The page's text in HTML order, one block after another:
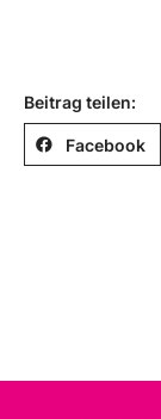
Beitrag teilen:
Facebook